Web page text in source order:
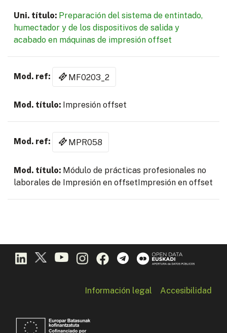
Preparación del sistema de entintado,
humectador y de los dispositivos de salida y
acabado en máquinas de impresión offset
MF0203_2
Impresión offset
MPR058
Módulo de prácticas profesionales no
laborales de Impresión en offsetImpresión en offset
Información legal Accesibilidad